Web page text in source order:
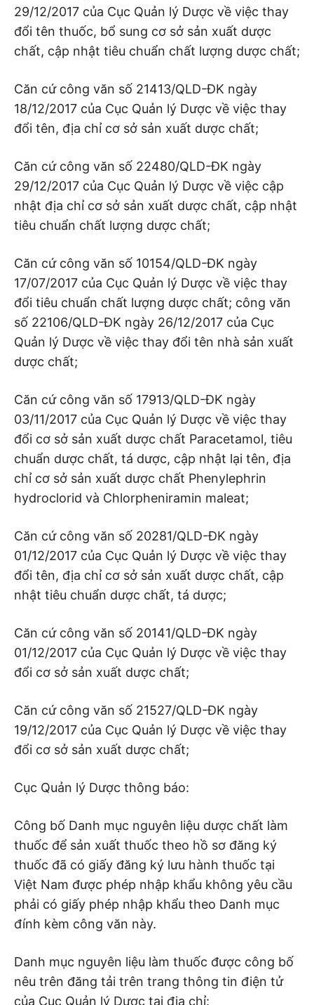
29/12/2017 của Cục Quản lý Dược về việc thay
đổi tên thuốc, bổ sung cơ sở sản xuất dược
chất, cập nhật tiêu chuẩn chất lượng dược chất;
Căn cứ công văn số 21413/QLD-ĐK ngày
18/12/2017 của Cục Quản lý Dược về việc thay
đổi tên, địa chỉ cơ sở sản xuất dược chất;
Căn cứ công văn số 22480/QLD-ĐK ngày
29/12/2017 của Cục Quản lý Dược về việc cập
nhật địa chỉ cơ sở sản xuất dược chất, cập nhật
tiêu chuẩn chất lượng dược chất;
Căn cứ công văn số 10154/QLD-ĐK ngày
17/07/2017 của Cục Quản lý Dược về việc thay
đổi tiêu chuẩn chất lượng dược chất; công văn
số 22106/QLD-ĐK ngày 26/12/2017 của Cục
Quản lý Dược về việc thay đổi tên nhà sản xuất
dược chất;
Căn cứ công văn số 17913/QLD-ĐK ngày
03/11/2017 của Cục Quản lý Dược về việc thay
đổi cơ sở sản xuất dược chất Paracetamol, tiêu
chuẩn dược chất, tá dược, cập nhật lại tên, địa
chỉ cơ sở sản xuất dược chất Phenylephrin
hydroclorid và Chlorpheniramin maleat;
Căn cứ công văn số 20281/QLD-ĐK ngày
01/12/2017 của Cục Quản lý Dược về việc thay
đổi tên, địa chỉ cơ sở sản xuất dược chất, cập
nhật tiêu chuẩn dược chất, tá dược;
Căn cứ công văn số 20141/QLD-ĐK ngày
01/12/2017 của Cục Quản lý Dược về việc thay
đổi cơ sở sản xuất dược chất;
Căn cứ công văn số 21527/QLD-ĐK ngày
19/12/2017 của Cục Quản lý Dược về việc thay
đổi cơ sở sản xuất dược chất;
Cục Quản lý Dược thông báo:
Công bố Danh mục nguyên liệu dược chất làm
thuốc để sản xuất thuốc theo hồ sơ đăng ký
thuốc đã có giấy đăng ký lưu hành thuốc tại
Việt Nam được phép nhập khẩu không yêu cầu
phải có giấy phép nhập khẩu theo Danh mục
đính kèm công văn này.
Danh mục nguyên liệu làm thuốc được công bố
nêu trên đăng tải trên trang thông tin điện tử
của Cục Quản lý Dược tại địa chỉ: